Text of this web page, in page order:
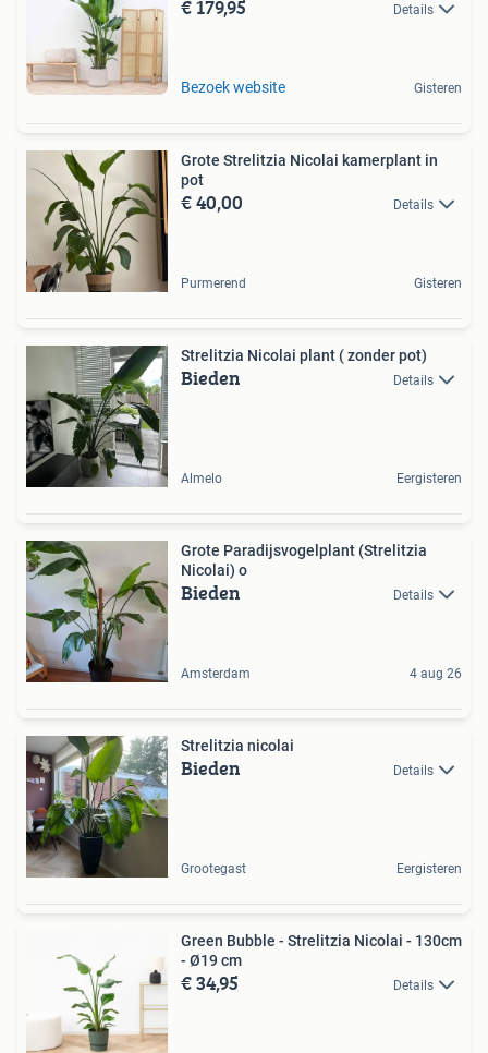
€ 179,95 Details
Bezoek website Gisteren
Grote Strelitzia Nicolai kamerplant in
pot
€ 40,00 Details
Purmerend Gisteren
Strelitzia Nicolai plant ( zonder pot)
Bieden Details
Almelo Eergisteren
Grote Paradijsvogelplant (Strelitzia
Nicolai) o
Bieden Details
Amsterdam 4 aug 26
Strelitzia nicolai
Bieden Details
Grootegast Eergisteren
Green Bubble - Strelitzia Nicolai - 130cm
- Ø19 cm
€ 34,95 Details